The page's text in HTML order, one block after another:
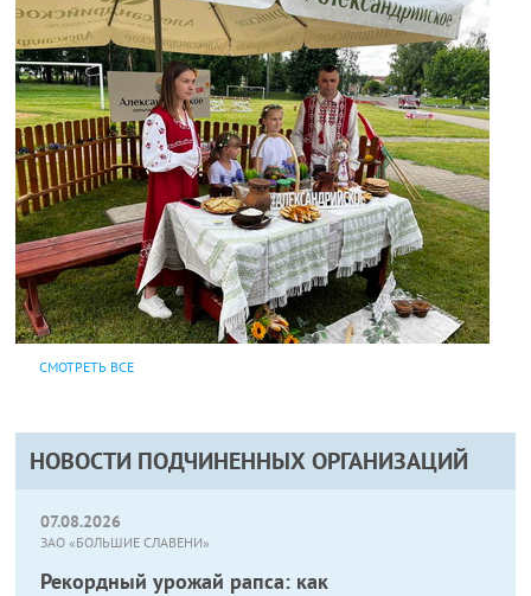
НОВОСТИ ПОДЧИНЕННЫХ ОРГАНИЗАЦИЙ
07.08.2026
ЗАО «БОЛЬШИЕ СЛАВЕНИ»
Рекордный урожай рапса: как
СМОТРЕТЬ ВСЕ